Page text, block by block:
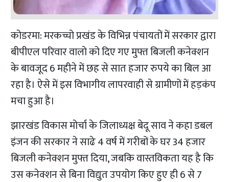
कोडरमा: मरकच्चो प्रखंड के विभिन्न पंचायतों में सरकार द्वारा
बीपीएल परिवार वालो को दिए गए मुफ्त बिजली कनेक्शन
के बावजूद 6 महीने में छह से सात हजार रुपये का बिल आ
रहा है। ऐसे में इस विभागीय लापरवाही से ग्रामीणों में हड़कंप
मचा हुआ है।
झारखंड विकास मोर्चा के जिलाध्यक्ष बेदू साव ने कहा डबल
इंजन की सरकार ने साढे 4 वर्ष में गरीबों के घर 34 हजार
बिजली कनेक्शन मुफ्त दिया, जबकि वास्तविकता यह है कि
उस कनेक्शन से बिना विद्युत उपयोग किए हुए ही 6 से 7